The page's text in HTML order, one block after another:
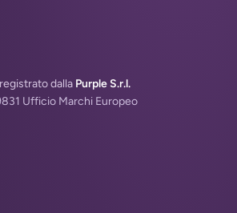
dalla Purple S.r.l.
Ufficio Marchi Europeo